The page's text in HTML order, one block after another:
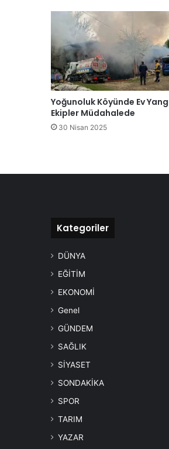
Yoğunoluk Köyünde Ev
Ekipler Müdahalede
30 Nisan 2025
Kategoriler
DÜNYA
EĞİTİM
EKONOMİ
Genel
GÜNDEM
SAĞLIK
SİYASET
SONDAKİKA
SPOR
TARIM
YAZAR